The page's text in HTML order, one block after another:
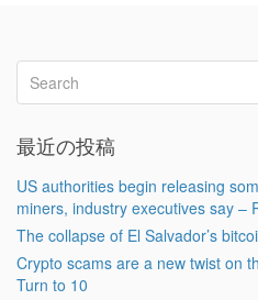
最近の投稿
US authorities begin releasing
miners, industry executives say –
The collapse of El Salvador’s
Crypto scams are a new twist on
Turn to 10